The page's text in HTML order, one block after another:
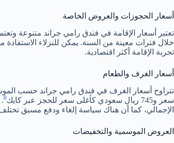
أسعار الحجوزات والعروض الخاصة
تعتبر أسعار الإقامة في فندق رامي جراند متنوعة
خلال فترات معينة من السنة. يمكن للنزلاء
تجربة الإقامة أكثر اقتصادية.
أسعار الغرف والطعام
سعر و745 ريال سعودي كأغلى سعر للحجز عبر كايك
8
الإجمالي، كما أن هناك سياسة إلغاء ودفع مسبق
العروض الموسمية والتخفيضات